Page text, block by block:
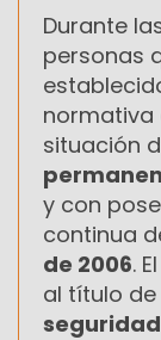
Durante
personas
normativa
situación
y con
continua
de 2006.
al título